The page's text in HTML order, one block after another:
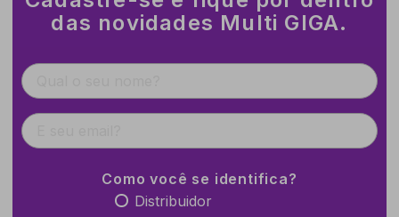
das novidades Multi GIGA.
Como você se identifica?
Distribuidor